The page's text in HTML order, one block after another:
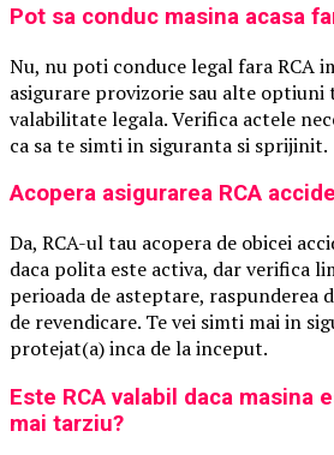
Pot sa conduc masina acasa
Nu, nu poti conduce legal fara RCA
asigurare provizorie sau alte optiuni
valabilitate legala. Verifica actele
ca sa te simti in siguranta si sprijinit.
Acopera asigurarea RCA
Da, RCA-ul tau acopera de obicei
daca polita este activa, dar verifica
perioada de asteptare, raspunderea
de revendicare. Te vei simti mai in
protejat(a) inca de la inceput.
Este RCA valabil daca masina
mai tarziu?